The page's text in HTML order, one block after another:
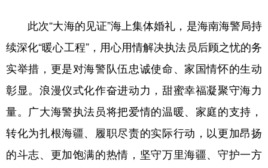
此次“大海的见证”海上集体婚礼，是海南海警局持
续深化“暖心工程”，用心用情解决执法员后顾之忧的务
实举措，更是对海警队伍忠诚使命、家国情怀的生动
彰显。浪漫仪式化作奋进动力，甜蜜幸福凝聚守海力
量。广大海警执法员将把爱情的温暖、家庭的支持，
转化为扎根海疆、履职尽责的实际行动，以更加昂扬
的斗志、更加饱满的热情，坚守万里海疆、守护一方